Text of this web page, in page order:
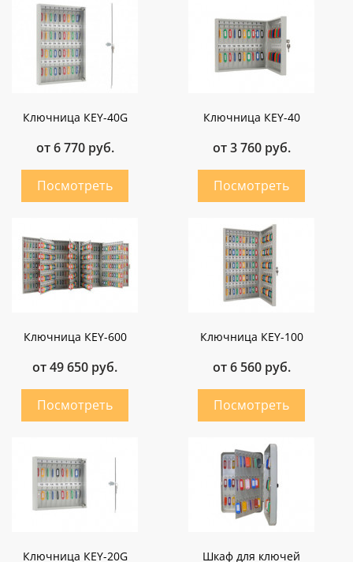
Ключница КEY-40G
от 6 770 руб.
Ключница КEY-40
от 3 760 руб.
Ключница КEY-600
от 49 650 руб.
Ключница КEY-100
от 6 560 руб.
Ключница КEY-20G Шкаф для ключей